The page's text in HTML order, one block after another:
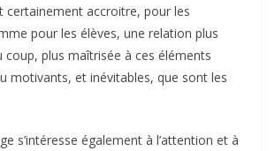
certainement accroitre, pour les
pour les élèves, une relation plus
coup, plus maîtrisée à ces éléments
motivants, et inévitables, que sont les
s’intéresse également à l’attention et à